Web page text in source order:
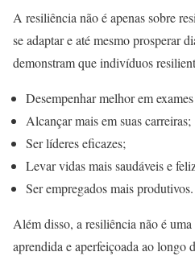
A resiliência não é apenas sobre
se adaptar e até mesmo prosperar
demonstram que indivíduos
Desempenhar melhor em
Alcançar mais em suas carreiras;
Ser líderes eficazes;
Levar vidas mais saudáveis e
Ser empregados mais produtivos.
Além disso, a resiliência não é
aprendida e aperfeiçoada ao longo